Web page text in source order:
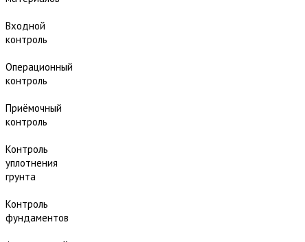
Входной
контроль
Операционный
контроль
Приёмочный
контроль
Контроль
уплотнения
грунта
Контроль
фундаментов